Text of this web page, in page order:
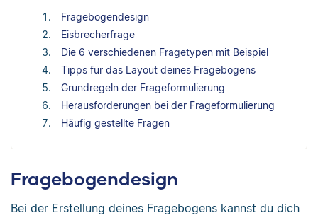
Fragebogendesign
Eisbrecherfrage
Die 6 verschiedenen Fragetypen mit Beispiel
Tipps für das Layout deines Fragebogens
Grundregeln der Frageformulierung
Herausforderungen bei der Frageformulierung
Häufig gestellte Fragen
Fragebogendesign
Bei der Erstellung deines Fragebogens kannst du dich